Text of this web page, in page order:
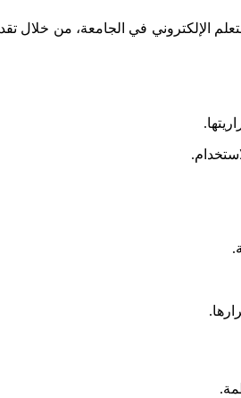
الإلكتروني في الجامعة، من خلال